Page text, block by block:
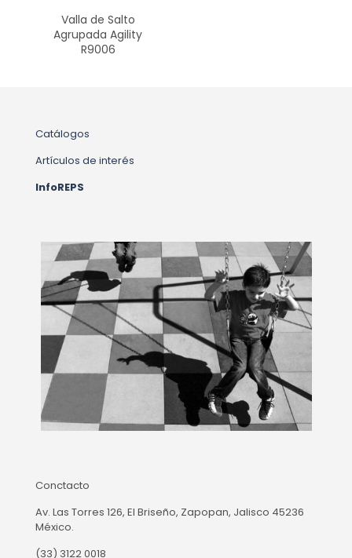
Valla de Salto
Agrupada Agility
R9006
Catálogos
Artículos de interés
InfoREPS
Conctacto
Av. Las Torres 126, El Briseño, Zapopan, Jalisco 45236
México.
(33) 3122 0018